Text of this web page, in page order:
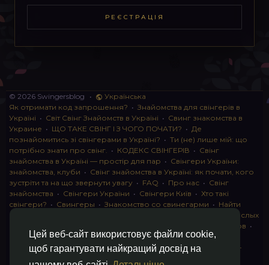
Цей веб-сайт використовує файли cookie,
щоб гарантувати найкращий досвід на
РЕЄСТРАЦІЯ
© 2026 Swingersblog •
Українська
Як отримати код запрошення? • Знайомства для свінгерів в
Україні • Світ Свінг Знайомств в Україні • Свинг знакомства в
Украине • ЩО ТАКЕ СВІНГ І З ЧОГО ПОЧАТИ? • Де
познайомитись зі свінгерами в Україні? • Ти (не) лише мій: що
потрібно знати про свінг. • КОДЕКС СВІНГЕРІВ • Свінг
знайомства в Україні — простір для пар • Свінгери України:
знайомства, клуби • Свінг знайомства в Україні: як почати, кого
зустріти та на що звернути увагу • FAQ • Про нас • Свінг
знайомства • Свінгери України • Свінгери Київ • Хто такі
свінгери? • Свингеры • Знакомство со свинегарми • Найти
instagram для взрослых
Клуб свингеров •
Конфіденційність• Правила• Партнерська програма
Свингеры •Свинг-пати•О свингерах откровенно
Свинг-
клуб: что это и как работает